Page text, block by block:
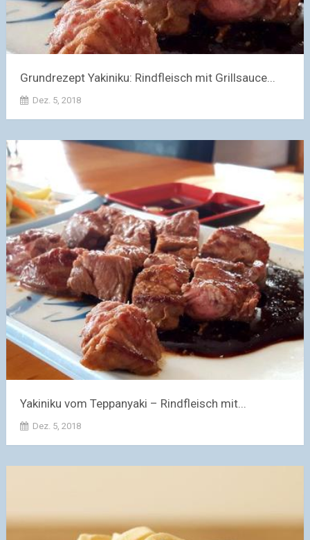
Grundrezept Yakiniku: Rindfleisch mit Grillsauce...
Dez. 5, 2018
Yakiniku vom Teppanyaki – Rindfleisch mit...
Dez. 5, 2018